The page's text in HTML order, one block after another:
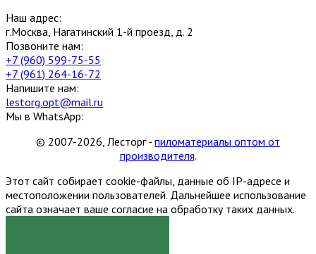
Наш адрес:
г.Москва, Нагатинский 1-й проезд, д. 2
Позвоните нам:
+7 (960) 599-75-55
+7 (961) 264-16-72
Напишите нам:
lestorg.opt@mail.ru
Мы в WhatsApp:
© 2007-2026, Лесторг - пиломатериалы оптом от
производителя.
Этот сайт собирает cookie-файлы, данные об IP-адресе и
местоположении пользователей. Дальнейшее использование
сайта означает ваше согласие на обработку таких данных.